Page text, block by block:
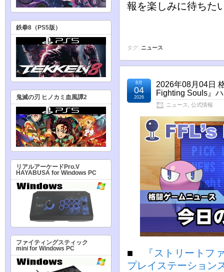
報を楽しみに待ちた
タグ: ニュース
2026年08月04日
Fighting Souls』
ニュース 公式情報
8月
04
2026
■
『ストリートフ
プレイステーション
鉄拳8（PS5版）
鬼滅の刃 ヒノカミ血風譚2
リアルアーケードPro.V
HAYABUSA for Windows PC
ファイティングスティック
mini for Windows PC